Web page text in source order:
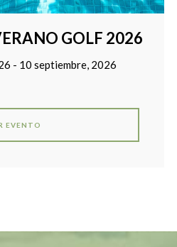
GOLF 2026
- 10 septiembre, 2026
EVENTO